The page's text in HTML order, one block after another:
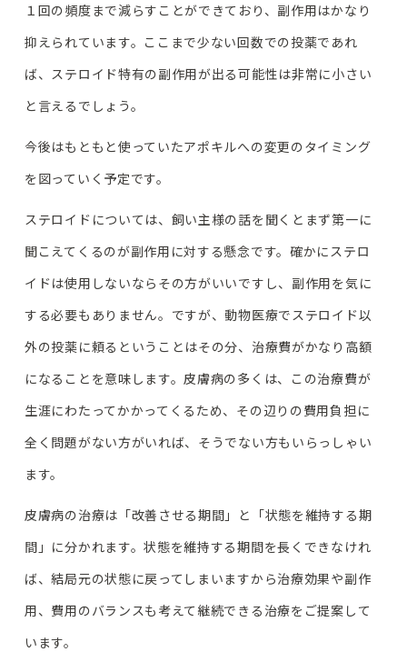
１回の頻度まで減らすことができており、副作用はかなり
抑えられています。ここまで少ない回数での投薬であれ
ば、ステロイド特有の副作用が出る可能性は非常に小さい
と言えるでしょう。
今後はもともと使っていたアポキルへの変更のタイミング
を図っていく予定です。
ステロイドについては、飼い主様の話を聞くとまず第一に
聞こえてくるのが副作用に対する懸念です。確かにステロ
イドは使用しないならその方がいいですし、副作用を気に
する必要もありません。ですが、動物医療でステロイド以
外の投薬に頼るということはその分、治療費がかなり高額
になることを意味します。皮膚病の多くは、この治療費が
生涯にわたってかかってくるため、その辺りの費用負担に
全く問題がない方がいれば、そうでない方もいらっしゃい
ます。
皮膚病の治療は「改善させる期間」と「状態を維持する期
間」に分かれます。状態を維持する期間を長くできなけれ
ば、結局元の状態に戻ってしまいますから治療効果や副作
用、費用のバランスも考えて継続できる治療をご提案して
います。